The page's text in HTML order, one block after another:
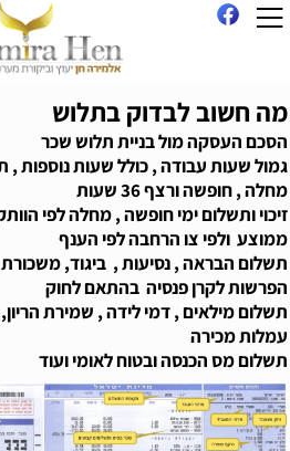
מה חשוב לבדוק בתלוש
הסכם העסקה מול בניית תלוש שכר
גמול שעות עבודה , כולל שעות נוספות ,
מחלה , חופשה ורצף 36 שעות
זיכוי ותשלום ימי חופשה , מחלה לפי
ממוצע ולפי צו הרחבה לפי הענף
תשלום הבראה , נסיעות , ביגוד, משכורת 13 ועוד....
הפרשות לקרן פנסיה בהתאם לחוק
תשלום מילאים , דמי לידה , שמירת
עמלות מכירה
תשלום מס הכנסה ובטוח לאומי ועוד